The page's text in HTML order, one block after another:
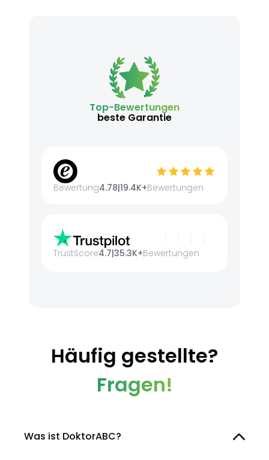
Top-Bewertungen
beste Garantie
Bewertung4.78|19.4K+Bewertungen
TrustScore4.7|35.3K+Bewertungen
Häufig gestellte?
Fragen!
Was ist DoktorABC?